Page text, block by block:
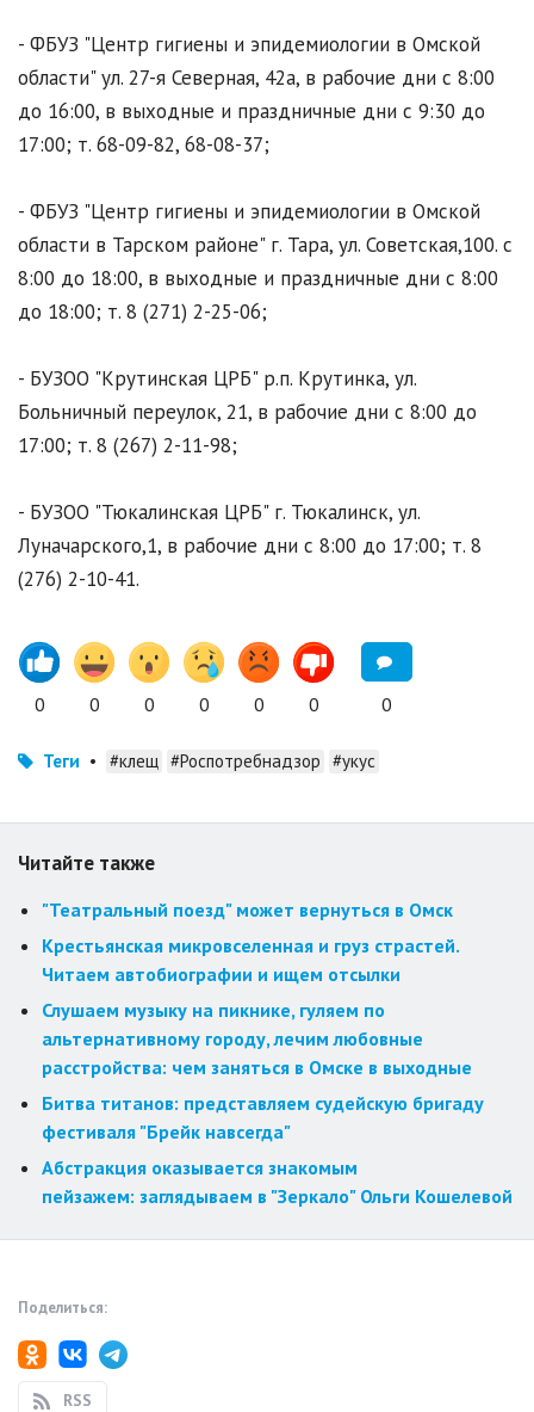
- ФБУЗ "Центр гигиены и эпидемиологии в Омской
области" ул. 27-я Северная, 42а, в рабочие дни с 8:00
до 16:00, в выходные и праздничные дни с 9:30 до
17:00; т. 68-09-82, 68-08-37;
- ФБУЗ "Центр гигиены и эпидемиологии в Омской
области в Тарском районе" г. Тара, ул. Советская,100. с
8:00 до 18:00, в выходные и праздничные дни с 8:00
до 18:00; т. 8 (271) 2-25-06;
- БУЗОО "Крутинская ЦРБ" р.п. Крутинка, ул.
Больничный переулок, 21, в рабочие дни с 8:00 до
17:00; т. 8 (267) 2-11-98;
- БУЗОО "Тюкалинская ЦРБ" г. Тюкалинск, ул.
Луначарского,1, в рабочие дни с 8:00 до 17:00; т. 8
(276) 2-10-41.
0 0 0 0 0 0 0
Теги • #клещ #Роспотребнадзор #укус
Читайте также
"Театральный поезд" может вернуться в Омск
Крестьянская микровселенная и груз страстей.
Читаем автобиографии и ищем отсылки
Слушаем музыку на пикнике, гуляем по
альтернативному городу, лечим любовные
расстройства: чем заняться в Омске в выходные
Битва титанов: представляем судейскую бригаду
фестиваля "Брейк навсегда"
Абстракция оказывается знакомым
пейзажем: заглядываем в "Зеркало" Ольги Кошелевой
Поделиться:
RSS